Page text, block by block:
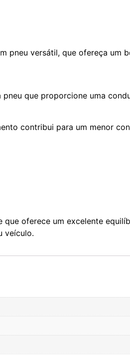
pneu versátil, que ofereça
que proporcione uma
contribui para um menor
oferece um excelente
veículo.